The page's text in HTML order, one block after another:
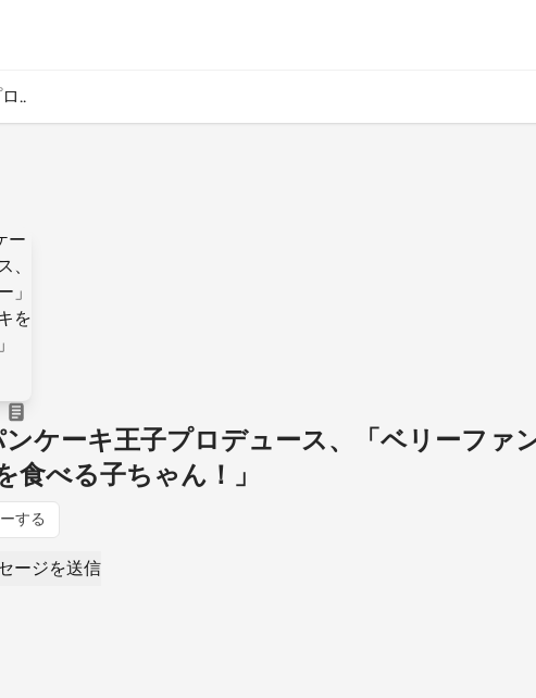
..
ケーキ王子プロデュース、「ベリーファ
食べる子ちゃん！」
する
ージを送信